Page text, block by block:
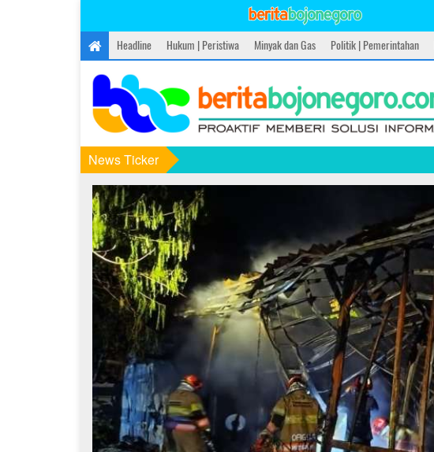
Headline Hukum | Peristiwa Minyak dan Gas Politik | Pemerintahan
News Ticker